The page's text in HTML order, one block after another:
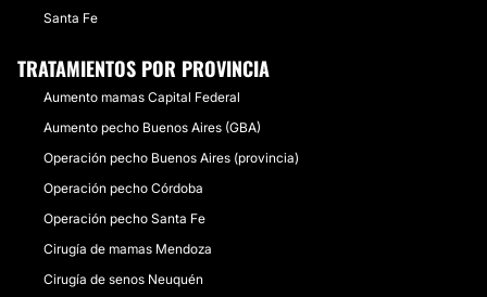
Santa Fe
TRATAMIENTOS POR PROVINCIA
Aumento mamas Capital Federal
Aumento pecho Buenos Aires (GBA)
Operación pecho Buenos Aires (provincia)
Operación pecho Córdoba
Operación pecho Santa Fe
Cirugía de mamas Mendoza
Cirugía de senos Neuquén